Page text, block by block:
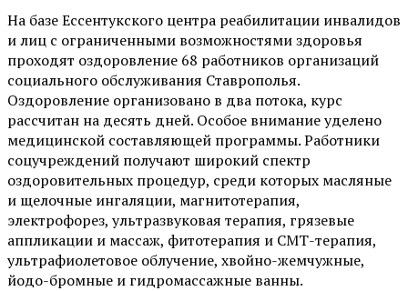
На базе Ессентукского центра реабилитации инвалидов
и лиц с ограниченными возможностями здоровья
проходят оздоровление 68 работников организаций
социального обслуживания Ставрополья.
Оздоровление организовано в два потока, курс
рассчитан на десять дней. Особое внимание уделено
медицинской составляющей программы. Работники
соцучреждений получают широкий спектр
оздоровительных процедур, среди которых масляные
и щелочные ингаляции, магнитотерапия,
электрофорез, ультразвуковая терапия, грязевые
аппликации и массаж, фитотерапия и СМТ-терапия,
ультрафиолетовое облучение, хвойно-жемчужные,
йодо-бромные и гидромассажные ванны.